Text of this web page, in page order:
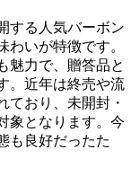
する人気バーボン
いが特徴です。
魅力で、贈答品と
。近年は終売や流
ており、未開封・
象となります。今
も良好だったた